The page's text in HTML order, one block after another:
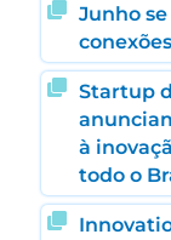
Junho
Startup
à
todo o